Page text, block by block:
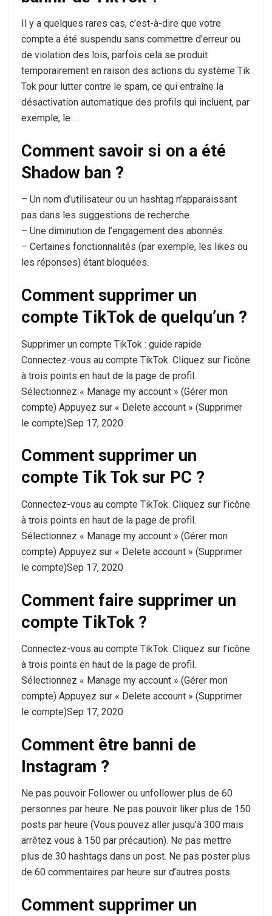
Il y a quelques rares cas, c’est-à-dire que votre
compte a été suspendu sans commettre d’erreur ou
de violation des lois, parfois cela se produit
temporairement en raison des actions du système Tik
Tok pour lutter contre le spam, ce qui entraîne la
désactivation automatique des profils qui incluent, par
exemple, le …
Comment savoir si on a été
Shadow ban ?
– Un nom d’utilisateur ou un hashtag n’apparaissant
pas dans les suggestions de recherche.
– Une diminution de l’engagement des abonnés.
– Certaines fonctionnalités (par exemple, les likes ou
les réponses) étant bloquées.
Comment supprimer un
compte TikTok de quelqu’un ?
Supprimer un compte TikTok : guide rapide
Connectez-vous au compte TikTok. Cliquez sur l’icône
à trois points en haut de la page de profil.
Sélectionnez « Manage my account » (Gérer mon
compte) Appuyez sur « Delete account » (Supprimer
le compte)Sep 17, 2020
Comment supprimer un
compte Tik Tok sur PC ?
Connectez-vous au compte TikTok. Cliquez sur l’icône
à trois points en haut de la page de profil.
Sélectionnez « Manage my account » (Gérer mon
compte) Appuyez sur « Delete account » (Supprimer
le compte)Sep 17, 2020
Comment faire supprimer un
compte TikTok ?
Connectez-vous au compte TikTok. Cliquez sur l’icône
à trois points en haut de la page de profil.
Sélectionnez « Manage my account » (Gérer mon
compte) Appuyez sur « Delete account » (Supprimer
le compte)Sep 17, 2020
Comment être banni de
Instagram ?
Ne pas pouvoir Follower ou unfollower plus de 60
personnes par heure. Ne pas pouvoir liker plus de 150
posts par heure (Vous pouvez aller jusqu’à 300 mais
arrêtez vous à 150 par précaution). Ne pas mettre
plus de 30 hashtags dans un post. Ne pas poster plus
de 60 commentaires par heure sur d’autres posts.
Comment supprimer un